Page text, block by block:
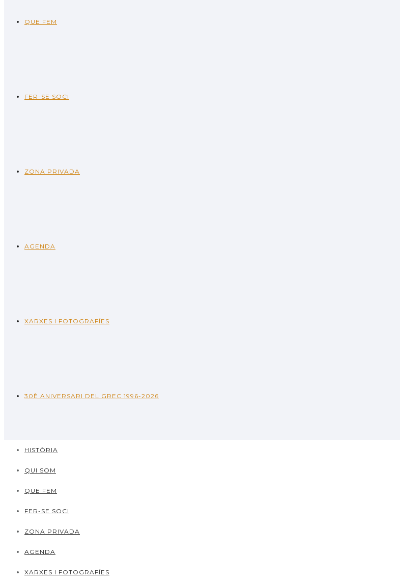
QUE FEM
FER-SE SOCI
ZONA PRIVADA
AGENDA
XARXES I FOTOGRAFÍES
30È ANIVERSARI DEL GREC 1996-2026
HISTÒRIA
QUI SOM
QUE FEM
FER-SE SOCI
ZONA PRIVADA
AGENDA
XARXES I FOTOGRAFÍES